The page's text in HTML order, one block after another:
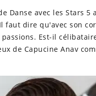
Danse avec les Stars 5
faut dire qu'avec son
Est-il
de Capucine Anav
de la cinquième
5. Le comédien que